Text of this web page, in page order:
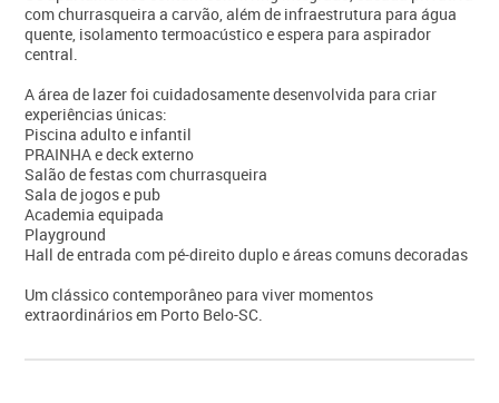
com churrasqueira a carvão, além de infraestrutura para água
quente, isolamento termoacústico e espera para aspirador
central.
A área de lazer foi cuidadosamente desenvolvida para criar
experiências únicas:
Piscina adulto e infantil
PRAINHA e deck externo
Salão de festas com churrasqueira
Sala de jogos e pub
Academia equipada
Playground
Hall de entrada com pé-direito duplo e áreas comuns decoradas
Um clássico contemporâneo para viver momentos
extraordinários em Porto Belo-SC.